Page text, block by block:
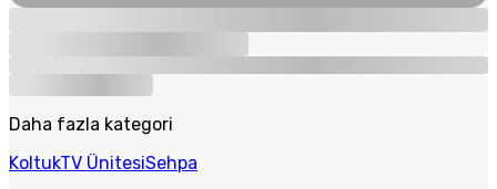
Daha fazla kategori
KoltukTV ÜnitesiSehpa